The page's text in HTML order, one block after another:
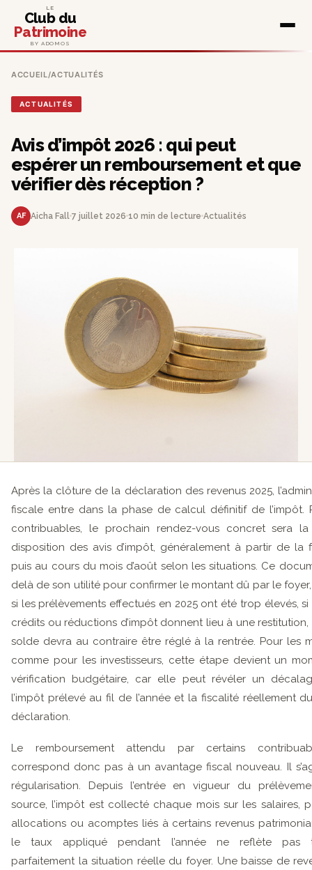
LE
Club du
Patrimoine
BY ADOMOS
ACCUEIL/ACTUALITÉS
ACTUALITÉS
Avis d’impôt 2026 : qui peut
espérer un remboursement et que
vérifier dès réception ?
AF Aicha Fall 7 juillet 2026 10 min de lecture Actualités
Après la clôture de la déclaration des revenus 2025,
fiscale entre dans la phase de calcul définitif de l’impôt.
contribuables, le prochain rendez-vous concret sera
disposition des avis d’impôt, généralement à partir de la
puis au cours du mois d’août selon les situations. Ce
delà de son utilité pour confirmer le montant dû par le
si les prélèvements effectués en 2025 ont été trop élevés, si
crédits ou réductions d’impôt donnent lieu à une restitution,
solde devra au contraire être réglé à la rentrée. Pour les
comme pour les investisseurs, cette étape devient un
vérification budgétaire, car elle peut révéler un
l’impôt prélevé au fil de l’année et la fiscalité réellement
déclaration.
Le remboursement attendu par certains
correspond donc pas à un avantage fiscal nouveau. Il
régularisation. Depuis l’entrée en vigueur du
source, l’impôt est collecté chaque mois sur les salaires,
allocations ou acomptes liés à certains revenus
le taux appliqué pendant l’année ne reflète pas
parfaitement la situation réelle du foyer. Une baisse de